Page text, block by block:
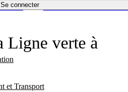
Se connecter
et Transport
Ligne verte à